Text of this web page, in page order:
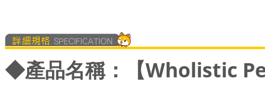
◆產品名稱：【Wholistic